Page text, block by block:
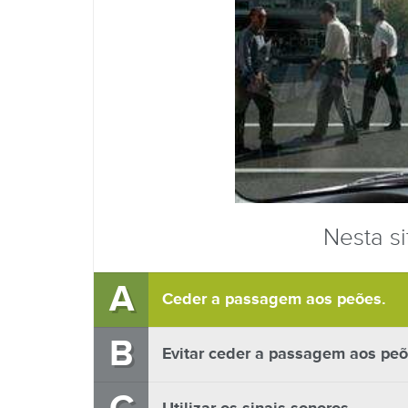
Nesta
A Ceder a passagem aos peões.
B Evitar ceder a passagem aos